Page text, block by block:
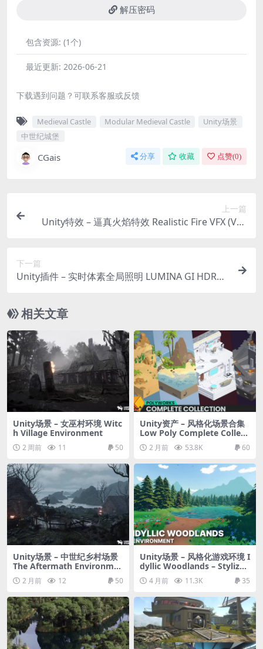
解压密码
包含资源: (1个)
最近更新: 2026-06-21
下载遇到问题？可联系客服或反馈
Medieval Castle Modular Medieval Castle
Unity场景
中世纪城堡
CGais 分享 收藏 点赞(0)
上一篇
Unity特效 – 逼真火焰特效 Realistic Fire VFX (VFX
下一篇
Unity插件 – 实时体素全局照明 LUMINA GI HDRP:
相关文章
Unity场景 – 女巫村环境 Witc
h Village Environment
2 周前 11 50
Unity资产 – 风格化场景合集
Low Poly Complete Collect
ion2 月前 53.8K 60
Unity场景 – 中世纪乡村场景
The Aftermath Environme
nt (Medieval, Village)
2 月前 12 50
Unity场景 – 风格化游戏环境 I
dyllic Woodlands – Stylized
Fantasy RPG Environment
4 月前 11.3K 35